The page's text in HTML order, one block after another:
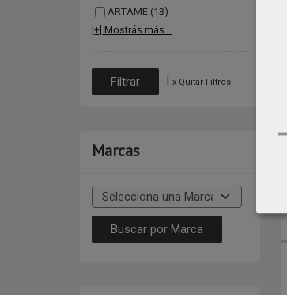
ARTAME (13)
[+] Mostrás más...
| x Quitar Filtros
Marcas